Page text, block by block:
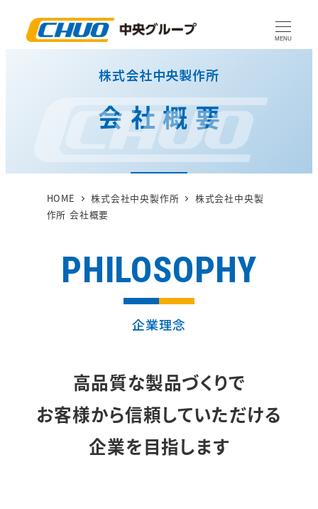
へ
MENU
株式会社中央製作所
会社概要
HOME 株式会社中央製作所
株式会社中央製
作所 会社概要
PHILOSOPHY
企業理念
高品質な製品づくりで
お客様から信頼していただける
企業を目指します